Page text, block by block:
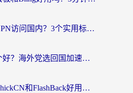
从澳门用什么VPN访问国内？3个实用标准帮你避开坑，无缝刷剧听歌
穿梭和银河哪个好？海外党选回国加速器的避坑指南，附番茄加速器实测体验
海外党必看：ChickCN和FlashBack好用吗？3招教你选对回国加速器（附云极、HomeCN、斧牛vs艾果对比）